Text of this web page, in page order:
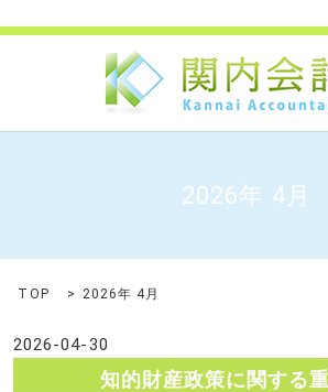
2026年 4月
TOP 2026年 4月
2026-04-30
知的財産政策に関する